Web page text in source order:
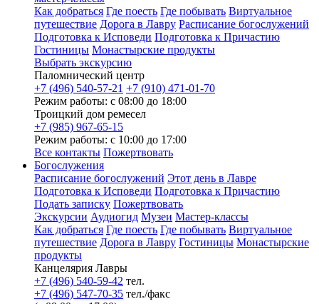
Как добраться Где поесть Где побывать Виртуальное
путешествие Дорога в Лавру Расписание богослужений
Подготовка к Исповеди Подготовка к Причастию
Гостиницы Монастырские продукты
Выбрать экскурсию
Паломнический центр
+7 (496) 540-57-21 +7 (910) 471-01-70
Режим работы: с 08:00 до 18:00
Троицкий дом ремесел
+7 (985) 967-65-15
Режим работы: с 10:00 до 17:00
Все контакты Пожертвовать
Богослужения
Расписание богослужений Этот день в Лавре
Подготовка к Исповеди Подготовка к Причастию
Подать записку Пожертвовать
Экскурсии Аудиогид Музеи Мастер-классы
Как добраться Где поесть Где побывать Виртуальное
путешествие Дорога в Лавру Гостиницы Монастырские
продукты
Канцелярия Лавры
+7 (496) 540-59-42 тел.
+7 (496) 547-70-35 тел./факс